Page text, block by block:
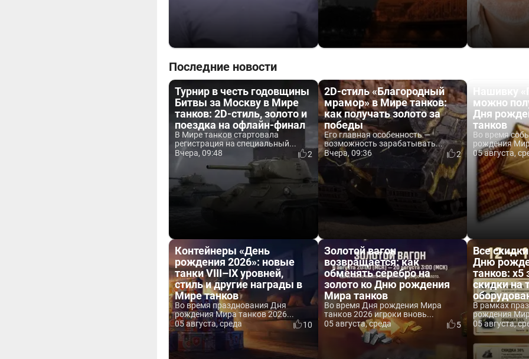
Последние новости
Турнир в честь годовщины
Битвы за Москву в Мире
танков: 2D-стиль, золото и
поездка на офлайн-финал
В Мире танков стартовала
регистрация на специальный...
Вчера, 09:48
2
2D-стиль «Благородный
мрамор» в Мире танков:
как получать золото за
победы
Его главная особенность —
возможность зарабатывать...
Вчера, 09:36
2
Нашивку
можно
Дня
танков
Во время
рождения
05 августа,
Контейнеры «День
рождения 2026»: новые
танки VIII–IX уровней,
стиль и другие награды в
Мире танков
Во время празднования Дня
рождения Мира танков 2026...
05 августа, среда
10
Золотой вагон
возвращается: как
обменять серебро на
золото ко Дню рождения
Мира танков
Во время Дня рождения Мира
танков 2026 игроки вновь...
05 августа, среда
5
Все
Дню
танков: x5
скидки на
В рамках
рождения
05 августа,